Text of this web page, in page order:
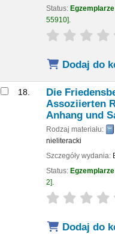
Status:
55910 .
star rating
Dodaj do
18.
Die
Assoziierten
Anhang und
Rodzaj materiału:
nieliteracki
Szczegóły wydania:
Status:
2 .
star rating
Dodaj do